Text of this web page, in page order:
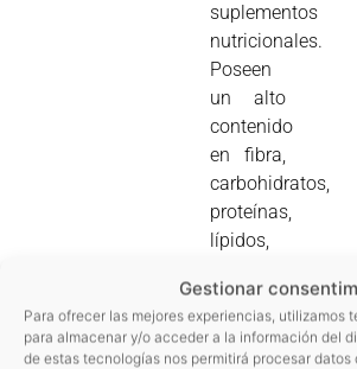
Gestionar
Para ofrecer las mejores experiencias, utilizamos
para almacenar y/o acceder a la información del
de estas tecnologías nos permitirá procesar
suplementos
nutricionales.
Poseen
un alto
contenido
en fibra,
carbohidratos,
proteínas,
lípidos,
clorofila
y
también